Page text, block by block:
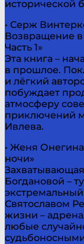
исторической
• Серж
Возвращение в
Часть 1»
Эта книга –
в прошлое.
и лёгкий
побуждает
атмосферу
приключений
Ивлева.
• Женя
ночи»
Богдановой –
Святославом
жизни –
любые